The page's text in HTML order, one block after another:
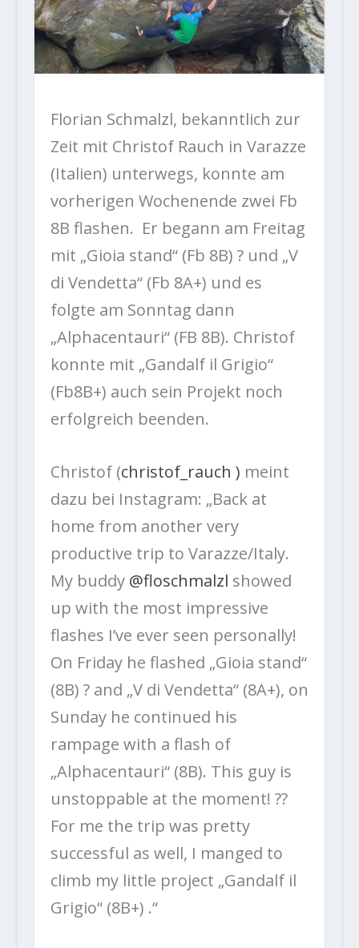
Florian Schmalzl, bekanntlich zur
Zeit mit Christof Rauch in Varazze
(Italien) unterwegs, konnte am
vorherigen Wochenende zwei Fb
8B flashen. Er begann am Freitag
mit „Gioia stand“ (Fb 8B) ? und „V
di Vendetta“ (Fb 8A+) und es
folgte am Sonntag dann
„Alphacentauri“ (FB 8B). Christof
konnte mit „Gandalf il Grigio“
(Fb8B+) auch sein Projekt noch
erfolgreich beenden.
Christof (christof_rauch ) meint
dazu bei Instagram: „Back at
home from another very
productive trip to Varazze/Italy.
My buddy @floschmalzl showed
up with the most impressive
flashes I’ve ever seen personally!
On Friday he flashed „Gioia stand“
(8B) ? and „V di Vendetta“ (8A+), on
Sunday he continued his
rampage with a flash of
„Alphacentauri“ (8B). This guy is
unstoppable at the moment! ??
For me the trip was pretty
successful as well, I manged to
climb my little project „Gandalf il
Grigio“ (8B+) .“